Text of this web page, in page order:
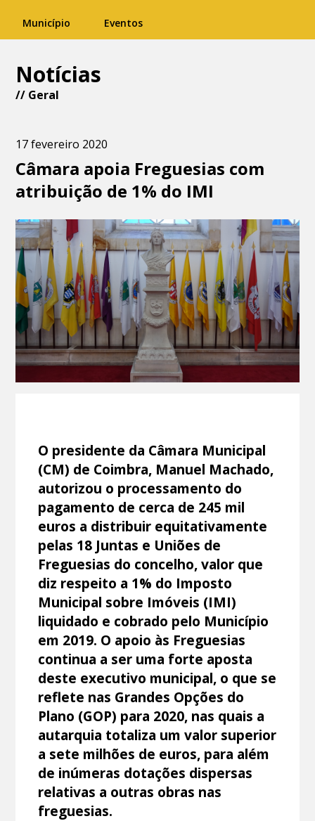
Município Eventos
Notícias
// Geral
17 fevereiro 2020
Câmara apoia Freguesias com
atribuição de 1% do IMI
O presidente da Câmara Municipal
(CM) de Coimbra, Manuel Machado,
autorizou o processamento do
pagamento de cerca de 245 mil
euros a distribuir equitativamente
pelas 18 Juntas e Uniões de
Freguesias do concelho, valor que
diz respeito a 1% do Imposto
Municipal sobre Imóveis (IMI)
liquidado e cobrado pelo Município
em 2019. O apoio às Freguesias
continua a ser uma forte aposta
deste executivo municipal, o que se
reflete nas Grandes Opções do
Plano (GOP) para 2020, nas quais a
autarquia totaliza um valor superior
a sete milhões de euros, para além
de inúmeras dotações dispersas
relativas a outras obras nas
freguesias.